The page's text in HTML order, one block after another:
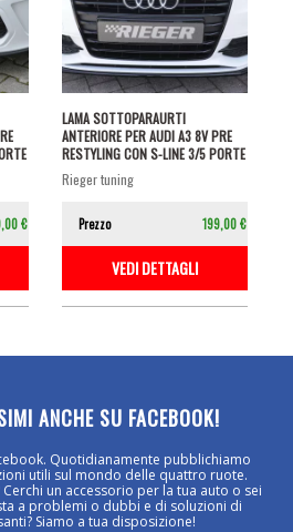
€
LAMA SOTTOPARAURTI
ANTERIORE PER AUDI A3 8V PRE
RESTYLING CON S-LINE 3/5 PORTE
NERO...
rieger tuning
Prezzo 199,00 €
VEDI DETTAGLI
ANCHE SU FACEBOOK!
Quotidianamente pubblichiamo
utili sul mondo delle quattro ruote.
un accessorio per la tua auto o sei
a problemi o dubbi e di soluzioni di
Siamo a tua disposizione!